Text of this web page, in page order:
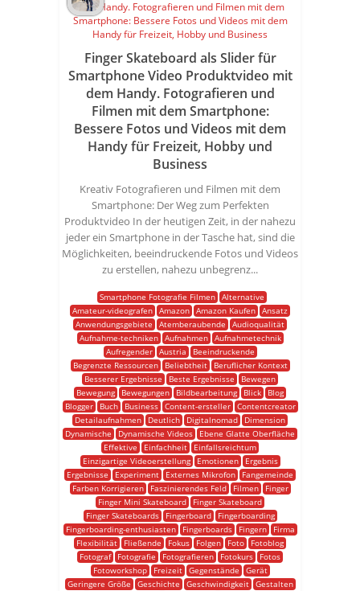
Finger Skateboard als Slider für
Smartphone Video Produktvideo mit
dem Handy. Fotografieren und
Filmen mit dem Smartphone:
Bessere Fotos und Videos mit dem
Handy für Freizeit, Hobby und
Business
Kreativ Fotografieren und Filmen mit dem
Smartphone: Der Weg zum Perfekten
Produktvideo In der heutigen Zeit, in der nahezu
jeder ein Smartphone in der Tasche hat, sind die
Möglichkeiten, beeindruckende Fotos und Videos
zu erstellen, nahezu unbegrenz...
Smartphone Fotografie Filmen Alternative
Amateur-videografen Amazon Amazon Kaufen Ansatz
Anwendungsgebiete
Atemberaubende
Audioqualität
Aufnahme-techniken
Aufnahmen
Aufnahmetechnik
Aufregender
Austria
Beeindruckende
Begrenzte Ressourcen
Beliebtheit
Beruflicher Kontext
Besserer Ergebnisse
Beste Ergebnisse
Bewegen
Bewegung
Bewegungen Bildbearbeitung Blick
Blog
Blogger
Buch Business Content-ersteller
Contentcreator
Detailaufnahmen
Deutlich Digitalnomad
Dimension
Dynamische
Dynamische Videos
Ebene Glatte Oberfläche
Effektive
Einfachheit
Einfallsreichtum
Einzigartige Videoerstellung
Emotionen
Ergebnis
Ergebnisse
Experiment Externes Mikrofon
Fangemeinde
Farben Korrigieren
Faszinierendes Feld Filmen
Finger
Finger Mini Skateboard
Finger Skateboard
Finger Skateboards
Fingerboard
Fingerboarding
Fingerboarding-enthusiasten
Fingerboards Fingern
Firma
Flexibilität
Fließende Fokus Folgen Foto
Fotoblog
Fotograf
Fotografie Fotografieren Fotokurs
Fotos
Fotoworkshop
Freizeit Gegenstände
Gerät
Geringere Größe
Geschichte Geschwindigkeit
Gestalten